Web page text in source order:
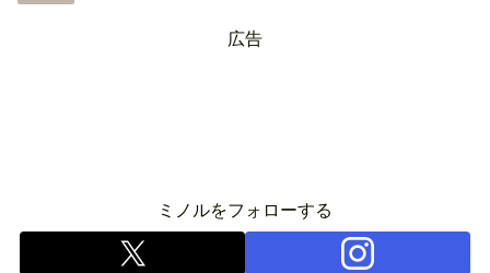
広告
ミノルをフォローする